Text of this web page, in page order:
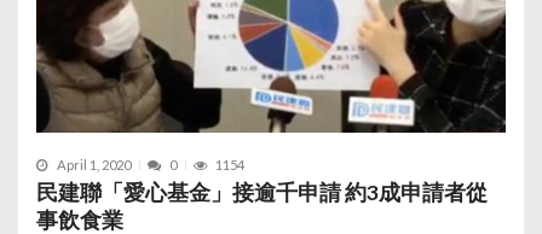
April 1, 2020 0 1154
民建聯「愛心基金」接逾千申請 約3成申請者從
事飲食業